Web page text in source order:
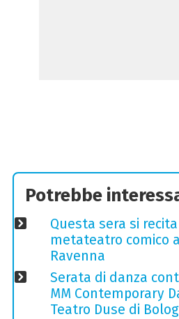
Potrebbe
Questa sera si
metateatro comico
Ravenna
Serata di danza
MM Contemporary
Teatro Duse di